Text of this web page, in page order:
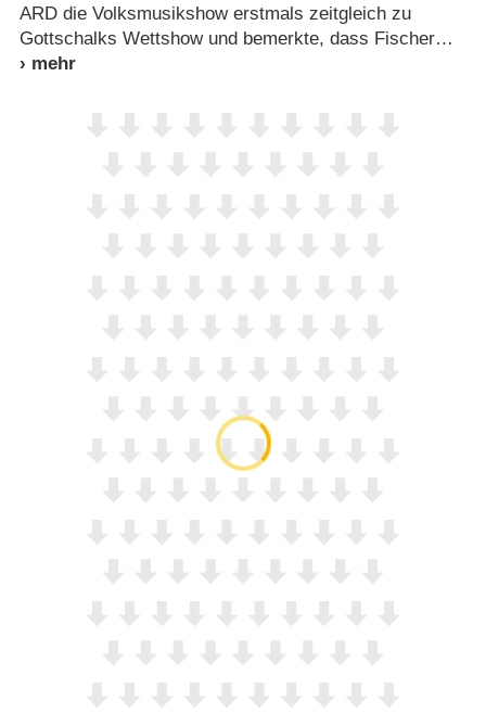
ARD die Volksmusikshow erstmals zeitgleich zu
Gottschalks Wettshow und bemerkte, dass Fischer